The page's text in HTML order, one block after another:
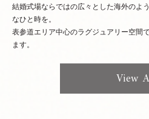
結婚式場ならではの広々とした海外のよ
なひと時を。
表参道エリア中心のラグジュアリー空間
ます。
View